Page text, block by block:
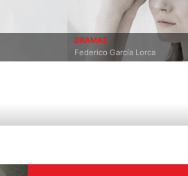
Federico García Lorca